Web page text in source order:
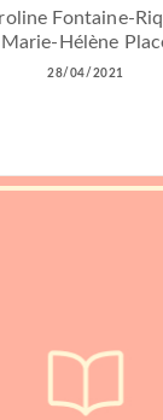
Fontaine-
Marie-Hélène
28/04/2021